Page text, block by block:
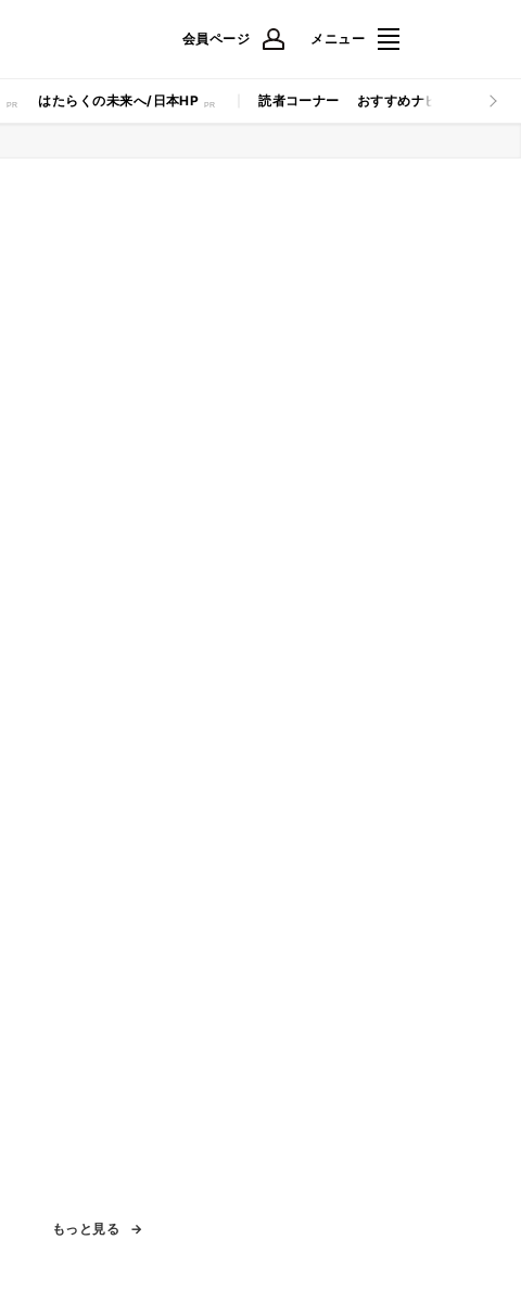
会員ページ メニュー
はたらくの未来へ/日本HP 読者コーナー おすすめナビ マイナビ
もっと見る